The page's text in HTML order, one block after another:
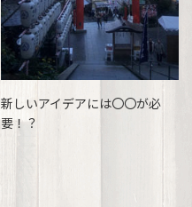
新しいアイデアには〇〇が必
要！？